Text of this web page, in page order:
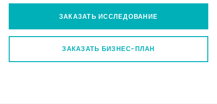
ЗАКАЗАТЬ ИССЛЕДОВАНИЕ
ЗАКАЗАТЬ БИЗНЕС-ПЛАН